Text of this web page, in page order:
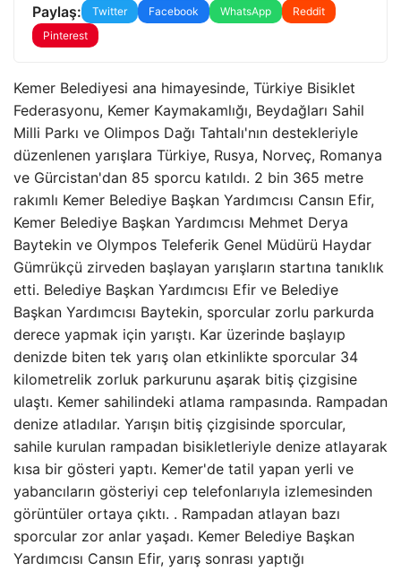
Paylaş: Twitter Facebook WhatsApp
Reddit
Pinterest
Kemer Belediyesi ana himayesinde, Türkiye Bisiklet
Federasyonu, Kemer Kaymakamlığı, Beydağları Sahil
Milli Parkı ve Olimpos Dağı Tahtalı'nın destekleriyle
düzenlenen yarışlara Türkiye, Rusya, Norveç, Romanya
ve Gürcistan'dan 85 sporcu katıldı. 2 bin 365 metre
rakımlı Kemer Belediye Başkan Yardımcısı Cansın Efir,
Kemer Belediye Başkan Yardımcısı Mehmet Derya
Baytekin ve Olympos Teleferik Genel Müdürü Haydar
Gümrükçü zirveden başlayan yarışların startına tanıklık
etti. Belediye Başkan Yardımcısı Efir ve Belediye
Başkan Yardımcısı Baytekin, sporcular zorlu parkurda
derece yapmak için yarıştı. Kar üzerinde başlayıp
denizde biten tek yarış olan etkinlikte sporcular 34
kilometrelik zorluk parkurunu aşarak bitiş çizgisine
ulaştı. Kemer sahilindeki atlama rampasında. Rampadan
denize atladılar. Yarışın bitiş çizgisinde sporcular,
sahile kurulan rampadan bisikletleriyle denize atlayarak
kısa bir gösteri yaptı. Kemer'de tatil yapan yerli ve
yabancıların gösteriyi cep telefonlarıyla izlemesinden
görüntüler ortaya çıktı. . Rampadan atlayan bazı
sporcular zor anlar yaşadı. Kemer Belediye Başkan
Yardımcısı Cansın Efir, yarış sonrası yaptığı